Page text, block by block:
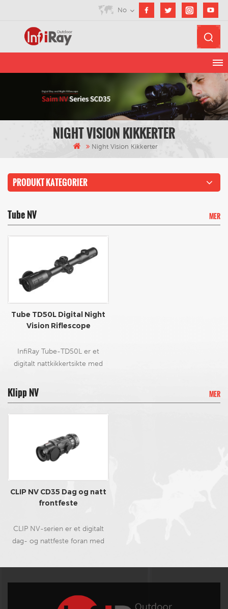
No
NIGHT VISION KIKKERTER
Night Vision Kikkerter
PRODUKT KATEGORIER
Tube NV MER
Tube TD50L Digital Night
Vision Riflescope
InfiRay Tube-TD50L er et
digitalt nattkikkertsikte med
tradisjonelle dagoptiske
perfekte digitale
nattsynsoptikken for den
kresne jegeren som leter etter
driftstid på 13+ timer og en
Klipp NV MER
CLIP NV CD35 Dag og natt
frontfeste
CLIP NV-serien er et digitalt
dag- og nattfeste foran med
OLED-skjerm, uttakbare